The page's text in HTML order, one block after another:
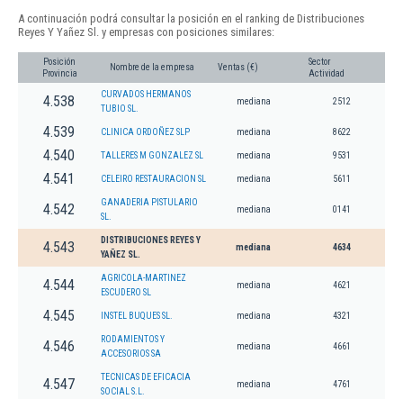
A continuación podrá consultar la posición en el ranking de Distribuciones
Reyes Y Yañez Sl. y empresas con posiciones similares:
Posición
Provincia
Nombre de la empresa Ventas (€)
Sector
Actividad
4.538
CURVADOS HERMANOS
TUBIO SL.
mediana 2512
4.539 CLINICA ORDOÑEZ SLP mediana 8622
4.540 TALLERES M GONZALEZ SL mediana 9531
4.541 CELEIRO RESTAURACION SL mediana 5611
4.542
GANADERIA PISTULARIO
SL.
mediana 0141
4.543
DISTRIBUCIONES REYES Y
YAÑEZ SL.
mediana 4634
4.544
AGRICOLA-MARTINEZ
ESCUDERO SL
mediana 4621
4.545 INSTEL BUQUES SL. mediana 4321
4.546
RODAMIENTOS Y
ACCESORIOS SA
mediana 4661
4.547
TECNICAS DE EFICACIA
SOCIAL S.L.
mediana 4761